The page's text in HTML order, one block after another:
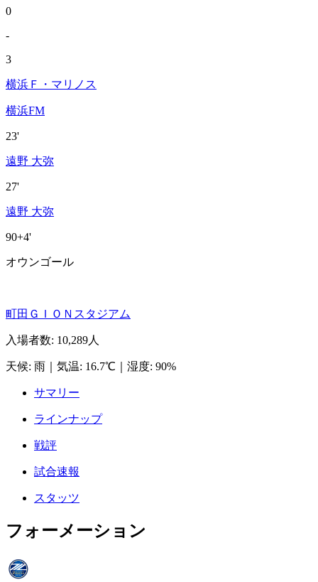
0
-
3
横浜Ｆ・マリノス
横浜FM
23'
遠野 大弥
27'
遠野 大弥
90+4'
オウンゴール
町田ＧＩＯＮスタジアム
入場者数: 10,289人
天候: 雨 気温: 16.7℃ 湿度: 90%
サマリー
ラインナップ
戦評
試合速報
スタッツ
フォーメーション